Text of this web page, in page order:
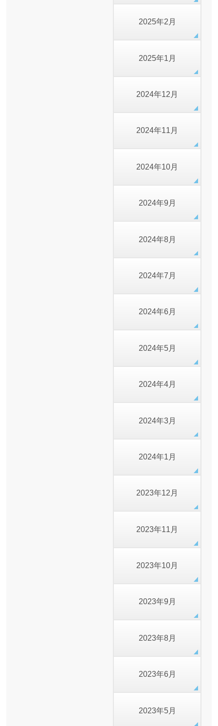
2025年2月
2025年1月
2024年12月
2024年11月
2024年10月
2024年9月
2024年8月
2024年7月
2024年6月
2024年5月
2024年4月
2024年3月
2024年1月
2023年12月
2023年11月
2023年10月
2023年9月
2023年8月
2023年6月
2023年5月